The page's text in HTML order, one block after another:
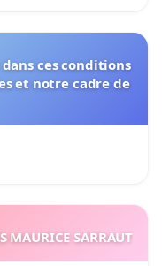
ces conditions
et notre cadre de
MAURICE SARRAUT